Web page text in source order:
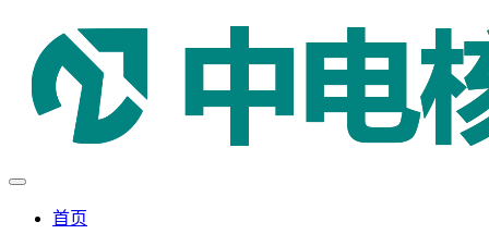
首页